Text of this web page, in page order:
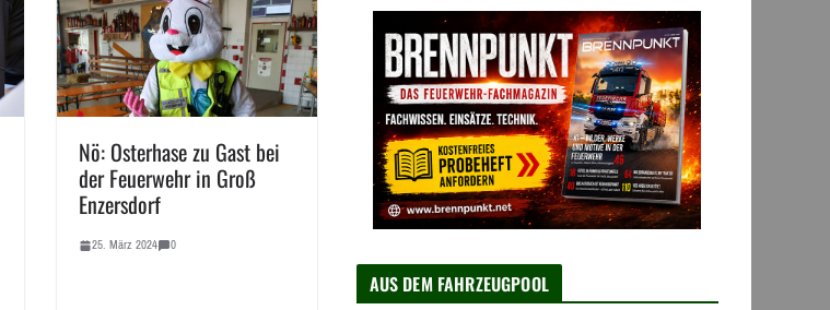
Nö: Osterhase zu Gast bei
der Feuerwehr in Groß
Enzersdorf
25. März 2024 0
AUS DEM FAHRZEUGPOOL